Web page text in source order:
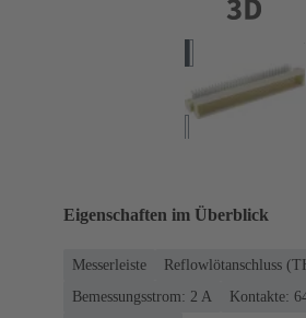
Eigenschaften im Überblick
Messerleiste
Reflowlötanschluss
Bemessungsstrom: ‌2 A
Kontakte: